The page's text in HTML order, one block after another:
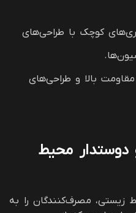
کوچک با طراحی‌های
بالا و طراحی‌های
دوستدار محیط
زیستی، مصرف‌کنندگان را به